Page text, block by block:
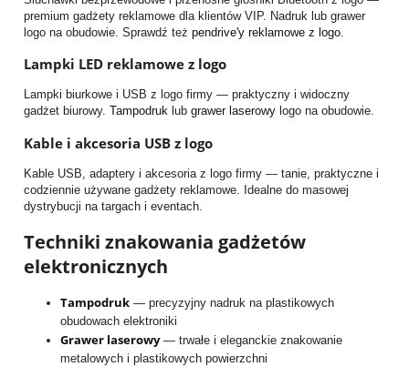
premium gadżety reklamowe dla klientów VIP. Nadruk lub grawer
logo na obudowie. Sprawdź też pendrive'y reklamowe z logo
Lampki LED reklamowe z logo
Lampki biurkowe i USB z logo firmy — praktyczny i widoczny
gadżet biurowy. Tampodruk lub grawer laserowy logo na obudowie.
Kable i akcesoria USB z logo
Kable USB, adaptery i akcesoria z logo firmy — tanie, praktyczne i
codziennie używane gadżety reklamowe. Idealne do masowej
dystrybucji na targach i eventach.
Techniki znakowania gadżetów
elektronicznych
Tampodruk — precyzyjny nadruk na plastikowych
obudowach elektroniki
Grawer laserowy— trwałe i eleganckie znakowanie
metalowych i plastikowych powierzchni